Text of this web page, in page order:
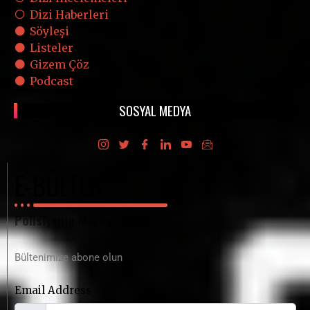
Dizi Haberleri
Söyleşi
Listeler
Gizem Çöz
Podcast
SOSYAL MEDYA
Polisiyenin Merkez Üssü
Bültenimize abone olun
Email Address